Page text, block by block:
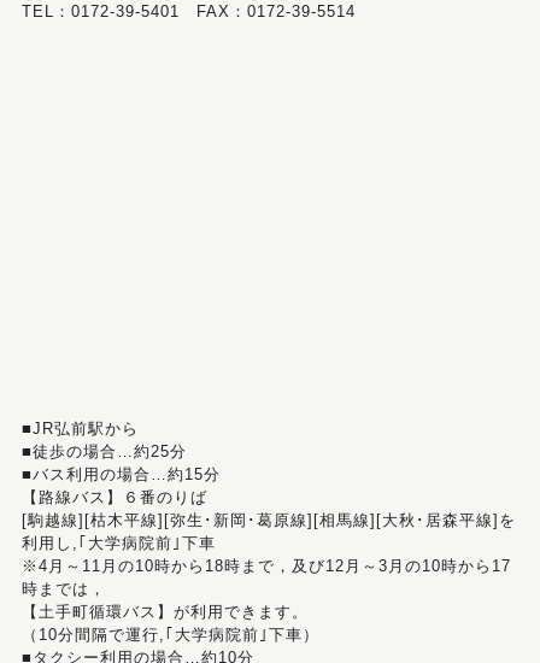
TEL：0172-39-5401 FAX：0172-39-5514
■JR弘前駅から
■徒歩の場合…約25分
■バス利用の場合…約15分
【路線バス】６番のりば
[駒越線][枯木平線][弥生･新岡･葛原線][相馬線][大秋･居森平線]を
利用し,｢大学病院前｣下車
※4月～11月の10時から18時まで，及び12月～3月の10時から17
時までは，
【土手町循環バス】が利用できます。
（10分間隔で運行,｢大学病院前｣下車）
■タクシー利用の場合…約10分